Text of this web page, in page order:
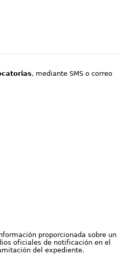
, mediante SMS o correo
proporcionada sobre un
oficiales de notificación en el
del expediente.